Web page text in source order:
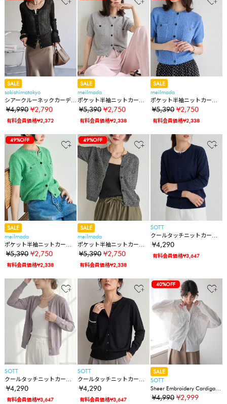
SALE
sakishimatokyo
シアークルーネックカーデ
ィガン/冷房対策
¥4,990 ¥2,790
有料会員価格¥2,372
SALE
meilmada
ポケット半袖ニットカーデ
ィガン
¥5,390 ¥2,750
有料会員価格¥2,338
SALE
meilmada
ポケット半袖ニットカーデ
ィガン
¥5,390 ¥2,750
有料会員価格¥2,338
49%OFF
SALE
meilmada
ポケット半袖ニットカーデ
ィガン
¥5,390 ¥2,750
有料会員価格¥2,338
49%OFF
SALE
meilmada
ポケット半袖ニットカーデ
ィガン
¥5,390 ¥2,750
有料会員価格¥2,338
SOTT
クールタッチニットカーデ
ィガン
¥4,290
有料会員価格¥3,647
SOTT
クールタッチニットカーデ
ィガン
¥4,290
有料会員価格¥3,647
SOTT
クールタッチニットカーデ
ィガン
¥4,290
有料会員価格¥3,647
40%OFF
SALE
SOTT
Sheer Embroidery Cardigan
／シアー刺繍カーディガン
¥4,990 ¥2,999